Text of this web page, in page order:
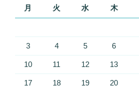
月
火 水 木
3 4 5 6
10 11 12 13
17 18 19 20